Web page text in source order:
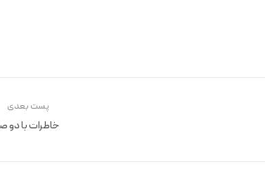
پست بعدی
خاطرات با دو